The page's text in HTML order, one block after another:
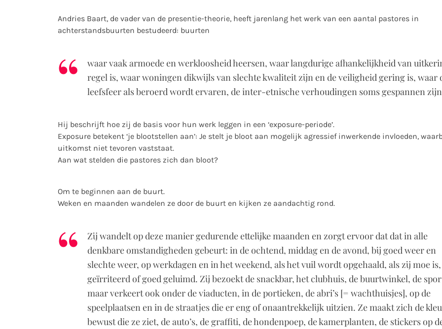
Andries Baart, de vader van de presentie-theorie, heeft jarenlang het werk van een aantal pastores in
achterstandsbuurten bestudeerd: buurten
waar vaak armoede en werkloosheid heersen, waar langdurige afhankelijkheid van
regel is, waar woningen dikwijls van slechte kwaliteit zijn en de veiligheid gering is, waar
leefsfeer als beroerd wordt ervaren, de inter-etnische verhoudingen soms gespannen
Hij beschrijft hoe zij de basis voor hun werk leggen in een ‘exposure-periode’.
Exposure betekent ‘je blootstellen aan’: Je stelt je bloot aan mogelijk agressief inwerkende invloeden,
uitkomst niet tevoren vaststaat.
Aan wat stelden die pastores zich dan bloot?
Om te beginnen aan de buurt.
Weken en maanden wandelen ze door de buurt en kijken ze aandachtig rond.
Zij wandelt op deze manier gedurende ettelijke maanden en zorgt ervoor dat dat in alle
denkbare omstandigheden gebeurt: in de ochtend, middag en de avond, bij goed weer en
slechte weer, op werkdagen en in het weekend, als het vuil wordt opgehaald, als zij moe is,
geïrriteerd of goed geluimd. Zij bezoekt de snackbar, het clubhuis, de buurtwinkel, de
maar verkeert ook onder de viaducten, in de portieken, de abri’s [= wachthuisjes], op de
speelplaatsen en in de straatjes die er eng of onaantrekkelijk uitzien. Ze maakt zich de
bewust die ze ziet, de auto’s, de graffiti, de hondenpoep, de kamerplanten, de stickers op